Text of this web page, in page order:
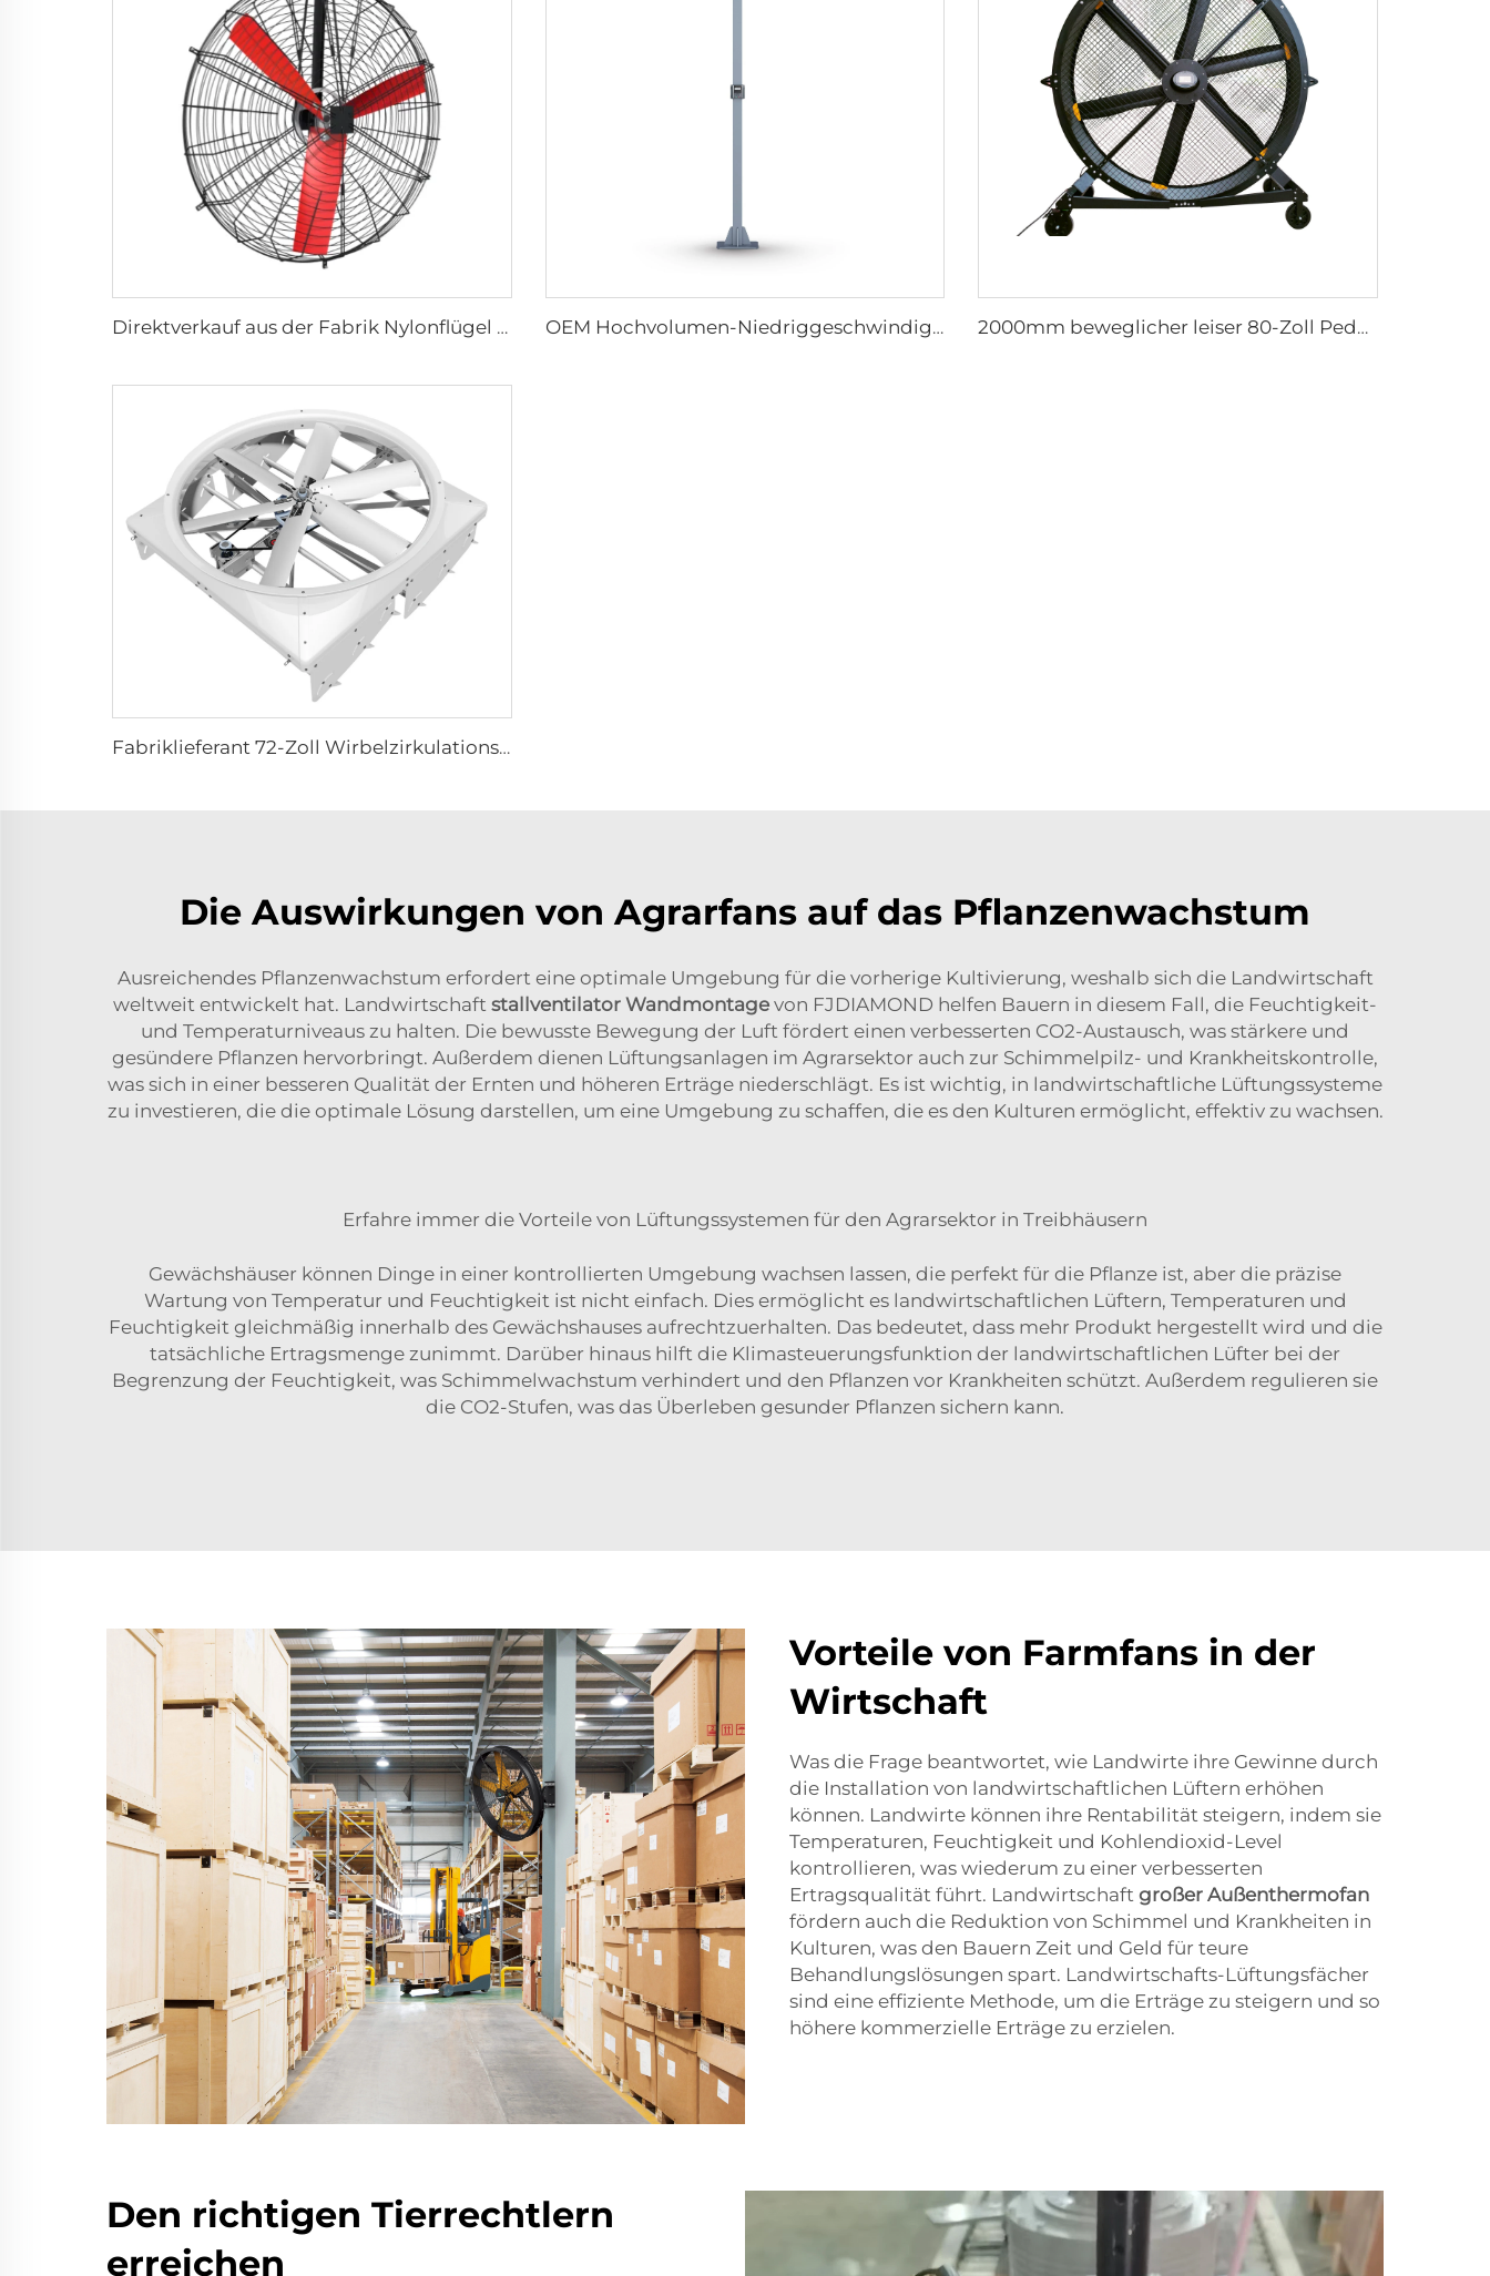
Direktverkauf aus der Fabrik Nylonflügel Kühlventilator für Milchviehställe und Rindfarmhäuser, industrielle Lüftungsventilatoren OEM Hochvolumen-Niedriggeschwindigkeit 16ft 5m PMSM-Motor Riesenfan, Stangentyp-Fan 2000mm beweglicher leiser 80-Zoll Pedestalventilator für Haushalte Produktionsstätten Restaurants 220V/380V Aluminium-Stehfußbodenventilator
Fabriklieferant 72-Zoll Wirbelzirkulationsventilatoren Energieeinsparndes Belüftungssystem für Rinderställe Dachlüftungen
Die Auswirkungen von Agrarfans auf das Pflanzenwachstum
Ausreichendes Pflanzenwachstum erfordert eine optimale Umgebung für die vorherige Kultivierung, weshalb sich die Landwirtschaft
weltweit entwickelt hat. Landwirtschaft stallventilator Wandmontage von FJDIAMOND helfen Bauern in diesem Fall, die Feuchtigkeit-
und Temperaturniveaus zu halten. Die bewusste Bewegung der Luft fördert einen verbesserten CO2-Austausch, was stärkere und
gesündere Pflanzen hervorbringt. Außerdem dienen Lüftungsanlagen im Agrarsektor auch zur Schimmelpilz- und Krankheitskontrolle,
was sich in einer besseren Qualität der Ernten und höheren Erträge niederschlägt. Es ist wichtig, in landwirtschaftliche Lüftungssysteme
zu investieren, die die optimale Lösung darstellen, um eine Umgebung zu schaffen, die es den Kulturen ermöglicht, effektiv zu wachsen.
Erfahre immer die Vorteile von Lüftungssystemen für den Agrarsektor in Treibhäusern
Gewächshäuser können Dinge in einer kontrollierten Umgebung wachsen lassen, die perfekt für die Pflanze ist, aber die präzise
Wartung von Temperatur und Feuchtigkeit ist nicht einfach. Dies ermöglicht es landwirtschaftlichen Lüftern, Temperaturen und
Feuchtigkeit gleichmäßig innerhalb des Gewächshauses aufrechtzuerhalten. Das bedeutet, dass mehr Produkt hergestellt wird und die
tatsächliche Ertragsmenge zunimmt. Darüber hinaus hilft die Klimasteuerungsfunktion der landwirtschaftlichen Lüfter bei der
Begrenzung der Feuchtigkeit, was Schimmelwachstum verhindert und den Pflanzen vor Krankheiten schützt. Außerdem regulieren sie
die CO2-Stufen, was das Überleben gesunder Pflanzen sichern kann.
Vorteile von Farmfans in der
Wirtschaft
Was die Frage beantwortet, wie Landwirte ihre Gewinne durch
die Installation von landwirtschaftlichen Lüftern erhöhen
können. Landwirte können ihre Rentabilität steigern, indem sie
Temperaturen, Feuchtigkeit und Kohlendioxid-Level
kontrollieren, was wiederum zu einer verbesserten
Ertragsqualität führt. Landwirtschaft großer Außenthermofan
fördern auch die Reduktion von Schimmel und Krankheiten in
Kulturen, was den Bauern Zeit und Geld für teure
Behandlungslösungen spart. Landwirtschafts-Lüftungsfächer
sind eine effiziente Methode, um die Erträge zu steigern und so
höhere kommerzielle Erträge zu erzielen.
Den richtigen Tierrechtlern
erreichen